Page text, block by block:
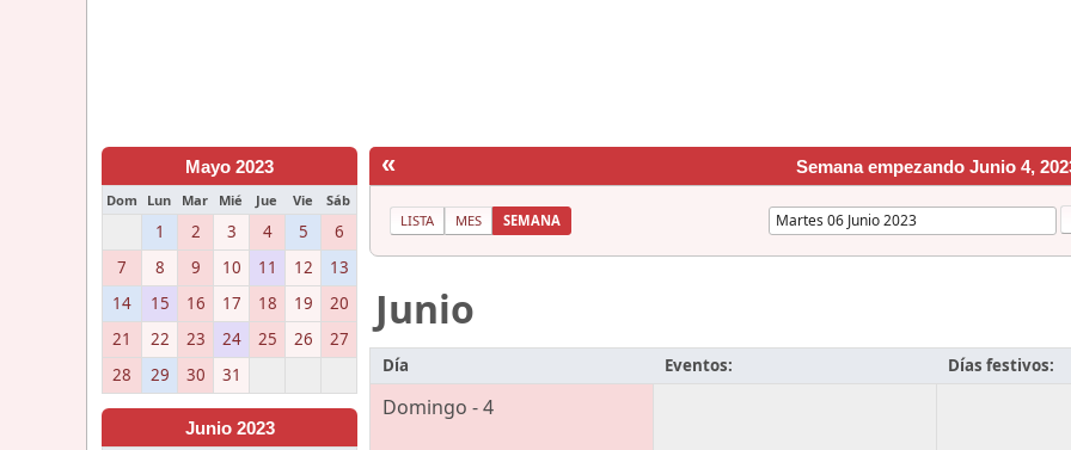
Mayo 2023
Dom Lun Mar Mié Jue Vie Sáb
1 2 3 4 5
6
7
8 9 10 11 12
13
14
15 16 17 18 19
20
21
22 23 24 25 26
27
28
29 30 31
Junio 2023
« Semana empezando Junio 4,
LISTA MES SEMANA
Junio
Día Eventos: Días festivos:
Domingo - 4